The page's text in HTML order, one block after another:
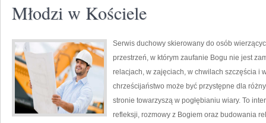
Młodzi w Kościele
Serwis duchowy skierowany do osób
przestrzeń, w którym zaufanie Bogu nie jest
relacjach, w zajęciach, w chwilach szczęścia i
chrześcijaństwo może być przystępne dla
stronie towarzyszą w pogłębianiu wiary. To
refleksji, rozmowy z Bogiem oraz budowania